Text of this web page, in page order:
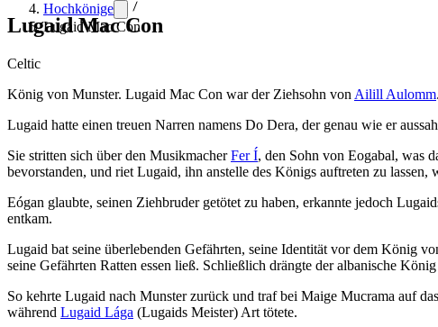
Hochkönige
Lugaid Mac Con
Lugaid Mac Con
Celtic
König von Munster. Lugaid Mac Con war der Ziehsohn von Ailill Aulomm
Lugaid hatte einen treuen Narren namens Do Dera, der genau wie er
Sie stritten sich über den MusikmacherFer Í, den Sohn von Eogabal, was
bevorstanden, und riet Lugaid, ihn anstelle des Königs auftreten zu lassen,
Eógan glaubte, seinen Ziehbruder getötet zu haben, erkannte jedoch
entkam.
Lugaid bat seine überlebenden Gefährten, seine Identität vor dem König
seine Gefährten Ratten essen ließ. Schließlich drängte der albanische
So kehrte Lugaid nach Munster zurück und traf bei Maige Mucrama auf
während Lugaid Lága (Lugaids Meister) Art tötete.